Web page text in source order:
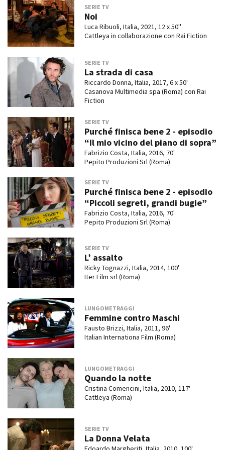
SERIE TV
Noi
Luca Ribuoli, Italia, 2021, 12 x 50''
Cattleya in collaborazione con Rai Fiction
SERIE TV
La strada di casa
Riccardo Donna, Italia, 2017, 6 x 50'
Casanova Multimedia spa (Roma) con Rai
Fiction
SERIE TV
Purché finisca bene 2 - episodio
“Il mio vicino del piano di sopra”
Fabrizio Costa, Italia, 2016, 70'
Pepito Produzioni Srl (Roma)
SERIE TV
Purché finisca bene 2 - episodio
“Piccoli segreti, grandi bugie”
Fabrizio Costa, Italia, 2016, 70'
Pepito Produzioni Srl (Roma)
SERIE TV
L’ assalto
Ricky Tognazzi, Italia, 2014, 100'
Iter Film srl (Roma)
LUNGOMETRAGGI
Femmine contro Maschi
Fausto Brizzi, Italia, 2011, 96'
Italian Internationa Film (Roma)
LUNGOMETRAGGI
Quando la notte
Cristina Comencini, Italia, 2010, 117'
Cattleya (Roma)
SERIE TV
La Donna Velata